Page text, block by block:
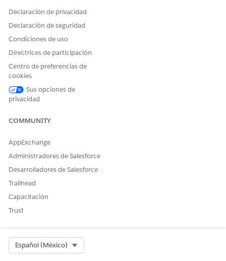
NECESARIOS
Consulte Acceso deusuario común para acciones de
agente estándar.
Detalles de acción
Tipo de acción de referencia
¿Ejecuta esta acción una o
¡Háganos saber cómo podemos mejorar!
Declaración de privacidad
Declaración de seguridad
Condiciones de uso
Directrices de participación
Centro de preferencias de
cookies
Sus opciones de
privacidad
COMMUNITY
AppExchange
Administradores de Salesforce
Desarrolladores de Salesforce
Trailhead
Capacitación
Trust
Español (México)